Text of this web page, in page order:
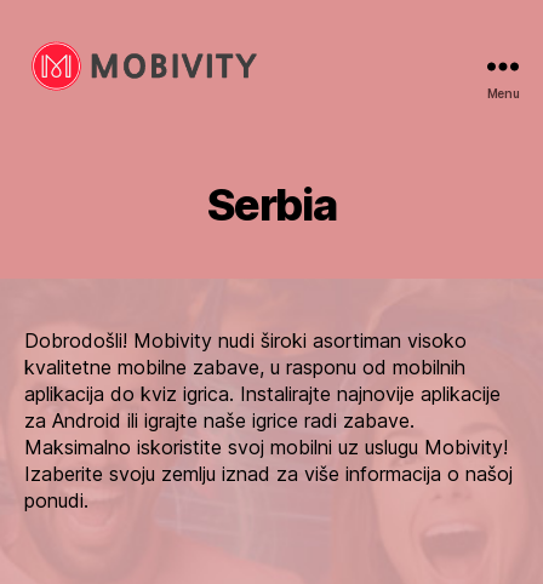
Menu
Serbia
Dobrodošli! Mobivity nudi široki asortiman visoko
kvalitetne mobilne zabave, u rasponu od mobilnih
aplikacija do kviz igrica. Instalirajte najnovije aplikacije
za Android ili igrajte naše igrice radi zabave.
Maksimalno iskoristite svoj mobilni uz uslugu Mobivity!
Izaberite svoju zemlju iznad za više informacija o našoj
ponudi.